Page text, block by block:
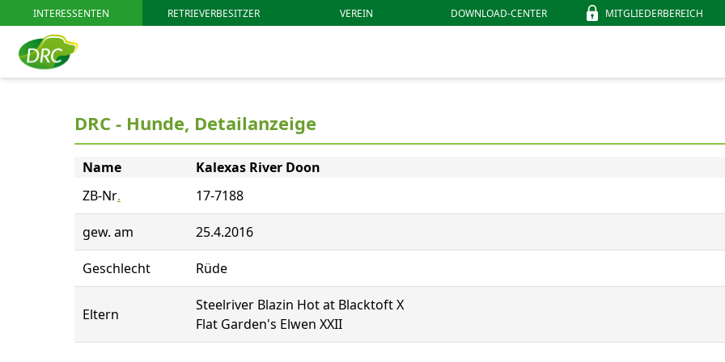
INTERESSENTEN RETRIEVERBESITZER VEREIN DOWNLOAD-CENTER MITGLIEDERBEREICH
DRC - Hunde, Detailanzeige
Name
Kalexas River Doon
ZB-Nr. 17-7188
gew. am 25.4.2016
Geschlecht Rüde
Eltern
Steelriver Blazin Hot at Blacktoft X
Flat Garden's Elwen XXII